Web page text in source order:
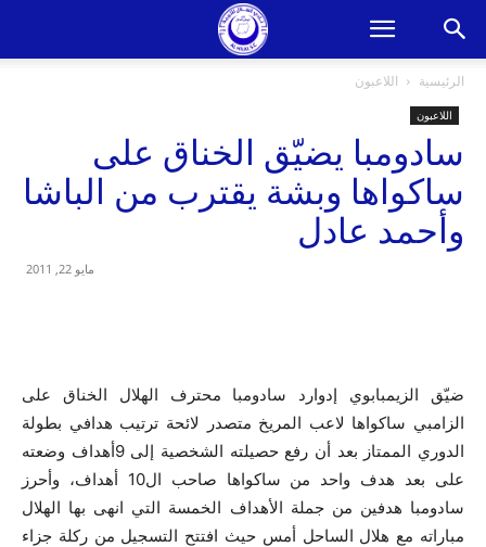
الرئيسية اللاعبون
اللاعبون
سادومبا يضيّق الخناق على
ساكواها وبشة يقترب من الباشا
وأحمد عادل
مايو 22, 2011
ضيّق الزيمبابوي إدوارد سادومبا محترف الهلال الخناق على
الزامبي ساكواها لاعب المريخ متصدر لائحة ترتيب هدافي بطولة
الدوري الممتاز بعد أن رفع حصيلته الشخصية إلى 9أهداف وضعته
على بعد هدف واحد من ساكواها صاحب ال10 أهداف، وأحرز
سادومبا هدفين من جملة الأهداف الخمسة التي انهى بها الهلال
مباراته مع هلال الساحل أمس حيث افتتح التسجيل من ركلة جزاء